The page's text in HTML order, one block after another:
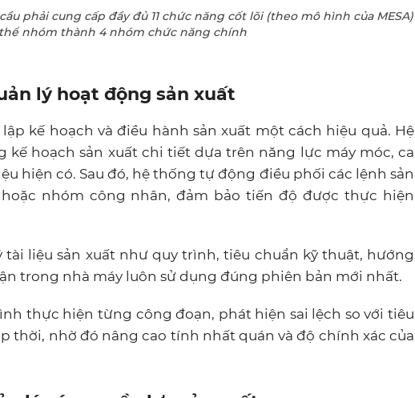
phải cung cấp đầy đủ 11 chức năng cốt lõi (theo mô hình của MESA)
thể nhóm thành 4 nhóm chức năng chính
lý hoạt động sản xuất
kế hoạch và điều hành sản xuất một cách hiệu quả. Hệ
kế hoạch sản xuất chi tiết dựa trên năng lực máy móc, ca
hiện có. Sau đó, hệ thống tự động điều phối các lệnh sản
nhóm công nhân, đảm bảo tiến độ được thực hiện
tài liệu sản xuất như quy trình, tiêu chuẩn kỹ thuật, hướng
trong nhà máy luôn sử dụng đúng phiên bản mới nhất.
thực hiện từng công đoạn, phát hiện sai lệch so với tiêu
thời, nhờ đó nâng cao tính nhất quán và độ chính xác của